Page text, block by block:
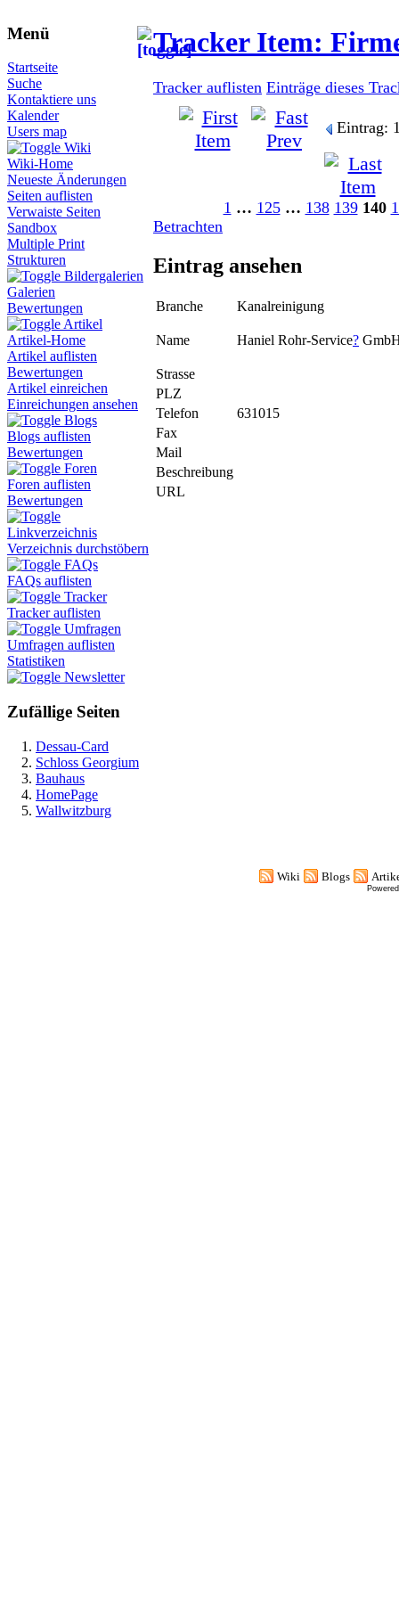
Menü
Startseite
Suche
Kontaktiere uns
Kalender
Users map
Wiki
Wiki-Home
Neueste Änderungen
Seiten auflisten
Verwaiste Seiten
Sandbox
Multiple Print
Strukturen
Bildergalerien
Galerien
Bewertungen
Artikel
Artikel-Home
Artikel auflisten
Bewertungen
Artikel einreichen
Einreichungen ansehen
Blogs
Blogs auflisten
Bewertungen
Foren
Foren auflisten
Bewertungen
Linkverzeichnis
Verzeichnis durchstöbern
FAQs
FAQs auflisten
Tracker
Tracker auflisten
Umfragen
Umfragen auflisten
Statistiken
Newsletter
Zufällige Seiten
Dessau-Card
Schloss Georgium
Bauhaus
HomePage
Wallwitzburg
Tracker Item:
Tracker auflisten Einträge dieses
Eintrag:
1 … 125 … 138 139 140
Betrachten
Eintrag ansehen
Branche Kanalreinigung
Name Haniel Rohr-Service?
Strasse
PLZ
Telefon
631015
Fax
Mail
Beschreibung
URL
Wiki Blogs